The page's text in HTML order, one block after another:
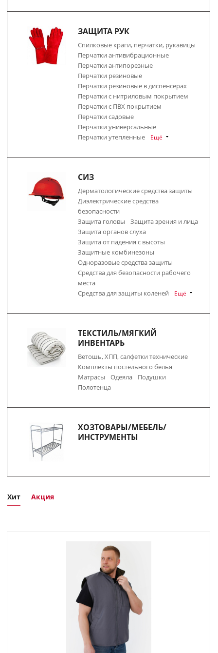
ЗАЩИТА РУК
Спилковые краги, перчатки, рукавицы
Перчатки антивибрационные
Перчатки антипорезные
Перчатки резиновые
Перчатки резиновые в диспенсерах
Перчатки с нитриловым покрытием
Перчатки с ПВХ покрытием
Перчатки садовые
Перчатки универсальные
Перчатки утепленные
Ещё
СИЗ
Дерматологические средства защиты
Диэлектрические средства
безопасности
Защита головы
Защита зрения и лица
Защита органов слуха
Защита от падения с высоты
Защитные комбинезоны
Одноразовые средства защиты
Средства для безопасности рабочего
места
Средства для защиты коленей
Ещё
ТЕКСТИЛЬ/МЯГКИЙ
ИНВЕНТАРЬ
Ветошь, ХПП, салфетки технические
Комплекты постельного белья
Матрасы
Одеяла
Подушки
Полотенца
ХОЗТОВАРЫ/МЕБЕЛЬ/
ИНСТРУМЕНТЫ
Хит Акция